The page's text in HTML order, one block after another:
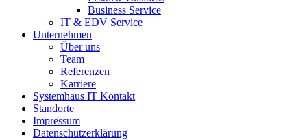
Business Service
IT & EDV Service
Unternehmen
Über uns
Team
Referenzen
Karriere
Systemhaus IT Kontakt
Standorte
Impressum
Datenschutzerklärung